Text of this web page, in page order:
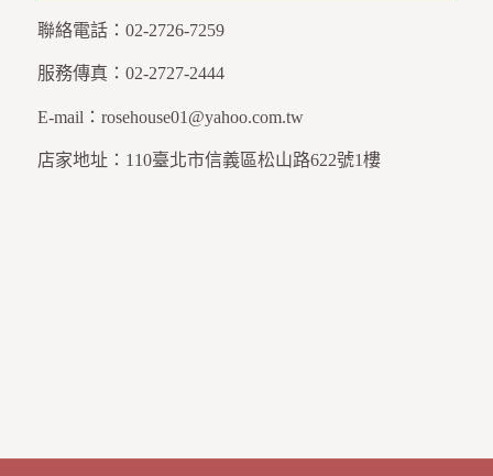
聯絡電話： 02-2726-7259
服務傳真： 02-2727-2444
E-mail： rosehouse01@yahoo.com.tw
店家地址： 110臺北市信義區松山路622號1樓